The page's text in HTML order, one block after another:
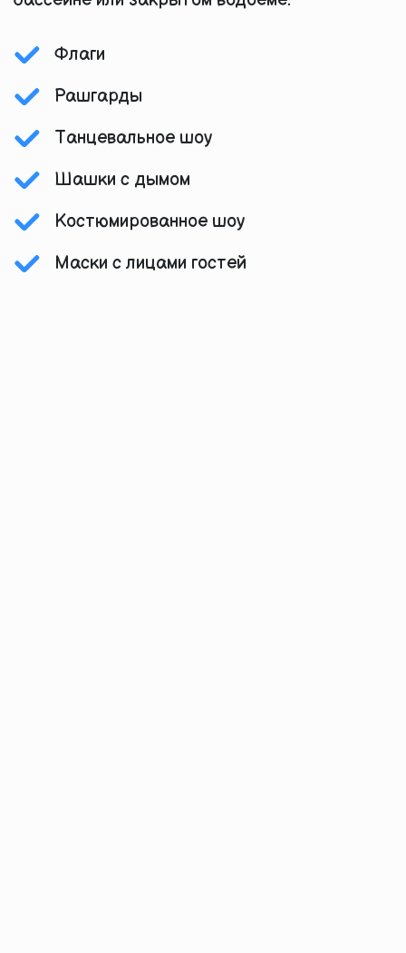
Флаги
Рашгарды
Танцевальное шоу
Шашки с дымом
Костюмированное шоу
Маски с лицами гостей